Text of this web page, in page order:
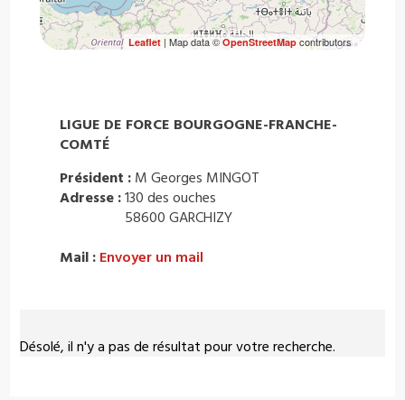
Désolé, il n'y a pas de résultat pour votre recherche.
Leaflet| Map data ©OpenStreetMapcontributors
LIGUE DE FORCE BOURGOGNE-FRANCHE-
COMTÉ
Président : M Georges MINGOT
Adresse :130 des ouches
58600 GARCHIZY
Mail : Envoyer un mail